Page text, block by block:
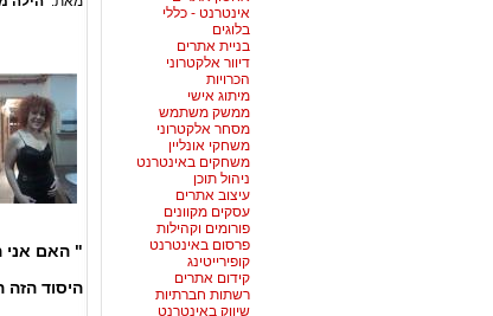
אינטרנט - כללי
בלוגים
בניית אתרים
דיוור אלקטרוני
הכרויות
מיתוג אישי
ממשק משתמש
מסחר אלקטרוני
משחקי אונליין
משחקים באינטרנט
ניהול תוכן
עיצוב אתרים
עסקים מקוונים
פורומים וקהילות
פרסום באינטרנט
קופירייטינג
קידום אתרים
רשתות חברתיות
שיווק באינטרנט
" האם אני
היסוד הזה